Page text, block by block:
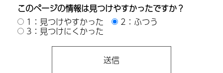
このページの情報は見つけやすかったですか？
1：見つけやすかった
2：ふつう
3：見つけにくかった